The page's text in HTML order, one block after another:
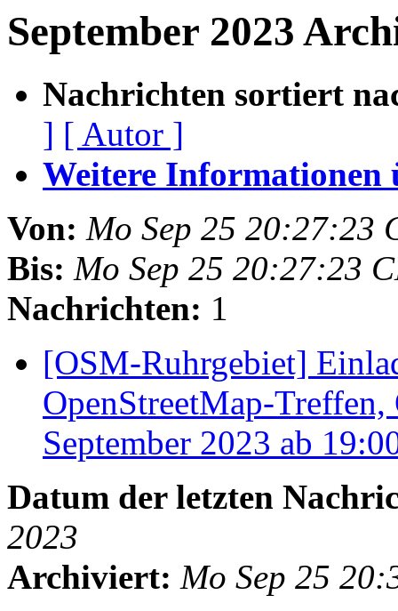
September 2023
Nachrichten sortiert
] [ Autor ]
Weitere Informationen
Von: Mo Sep 25 20:27:23
Bis: Mo Sep 25 20:27:23
Nachrichten: 1
[OSM-Ruhrgebiet]
OpenStreetMap-
September 2023 ab
Datum der letzten
2023
Archiviert: Mo Sep 25